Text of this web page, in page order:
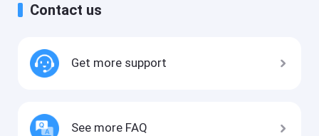
Contact us
Get more support
See more FAQ